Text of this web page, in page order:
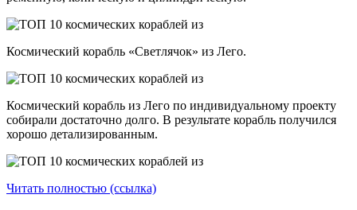
Космический корабль «Светлячок» из Лего.
Космический корабль из Лего по индивидуальному проекту
собирали достаточно долго. В результате корабль получился
хорошо детализированным.
Читать полностью (ссылка)